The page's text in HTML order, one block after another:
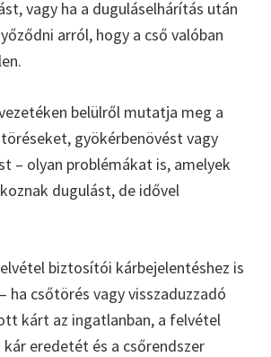
vagy ha a duguláselhárítás után
arról, hogy a cső valóban
belülről mutatja meg a
gyökérbenövést vagy
– olyan problémákat is, amelyek
dugulást, de idővel
biztosítói kárbejelentéshez is
ha csőtörés vagy visszaduzzadó
kárt az ingatlanban, a felvétel
eredetét és a csőrendszer